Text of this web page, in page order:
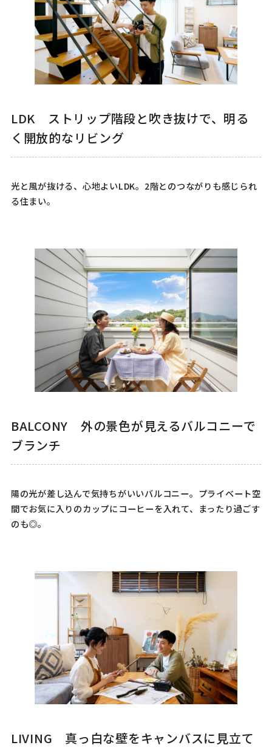
LDK ストリップ階段と吹き抜けで、明る
く開放的なリビング
光と風が抜ける、心地よいLDK。2階とのつながりも感じられ
る住まい。
BALCONY 外の景色が見えるバルコニーで
ブランチ
陽の光が差し込んで気持ちがいいバルコニー。プライベート空
間でお気に入りのカップにコーヒーを入れて、まったり過ごす
のも◎。
LIVING 真っ白な壁をキャンバスに見立て